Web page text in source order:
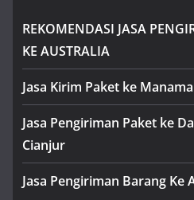
REKOMENDASI JASA
KE AUSTRALIA
Jasa Kirim Paket ke
Jasa Pengiriman Paket ke
Cianjur
Jasa Pengiriman Barang Ke